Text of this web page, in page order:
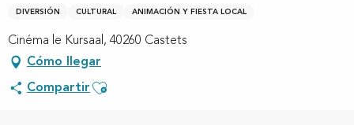
DIVERSIÓN CULTURAL ANIMACIÓN Y FIESTA LOCAL
Cinéma le Kursaal, 40260 Castets
Cómo llegar
Compartir Ajouter aux favoris